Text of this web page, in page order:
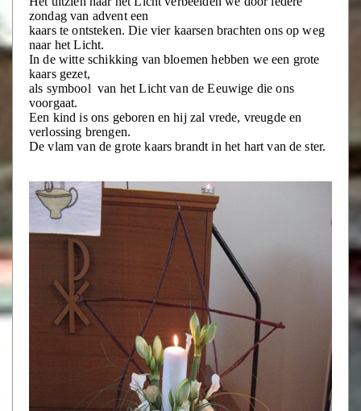
zondag van advent een
kaars te ontsteken. Die vier kaarsen brachten ons op weg
naar het Licht.
In de witte schikking van bloemen hebben we een grote
kaars gezet,
als symbool van het Licht van de Eeuwige die ons
voorgaat.
Een kind is ons geboren en hij zal vrede, vreugde en
verlossing brengen.
De vlam van de grote kaars brandt in het hart van de ster.